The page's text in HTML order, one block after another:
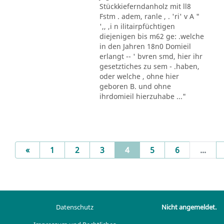
Stückkieferndanholz mit ll8
Fstm . adem, ranle , . 'ri' v A "
',, ,i n ilitairpfüchtigen
diejenigen bis m62 ge: .welche
in den Jahren 18n0 Domieil
erlangt -- ' bvren smd, hier ihr
gesetztiches zu sem - .haben,
oder welche , ohne hier
geboren B. und ohne
ihrdomieil hierzuhabe ..."
«Previous
1 2 3 4(current)
5 6 ...
Datenschutz
Nicht angemeldet.